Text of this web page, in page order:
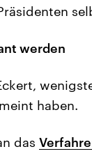
werden
haben.
das